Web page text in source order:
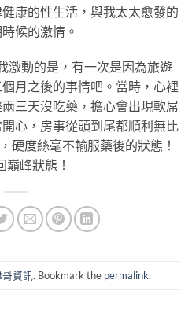
康的性生活，與我太太愈發的
候的激情。
激動的是，有一次是因為旅遊
月之後的事情吧。當時，心裡
三天沒吃藥，擔心會出現軟屌
心，房事從頭到尾都順利無比
硬度絲毫不輸服藥後的狀態！
巔峰狀態！
資訊. Bookmark the permalink.